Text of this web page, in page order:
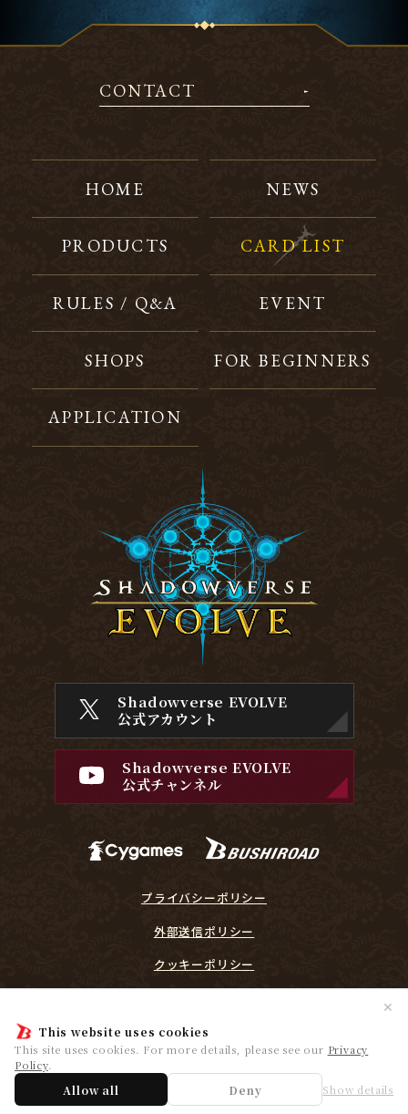
This website uses cookies
This site uses cookies. For more details, please see our Privacy
Policy.
Allow all Deny Show details
✕
CONTACT
HOME NEWS
PRODUCTS CARD LIST
RULES / Q&A EVENT
SHOPS FOR BEGINNERS
APPLICATION
Shadowverse EVOLVE
公式アカウント
Shadowverse EVOLVE
公式チャンネル
プライバシーポリシー
外部送信ポリシー
クッキーポリシー
プレイヤーリスペクト宣言
© Cygames, Inc. ©Bushiroad